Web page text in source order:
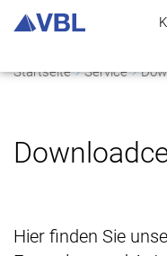
Startseite Service
Hier finden Sie